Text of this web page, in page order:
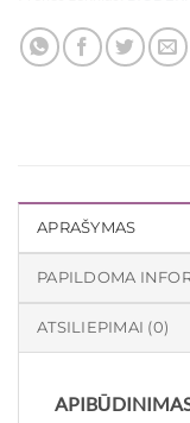
APRAŠYMAS
PAPILDOMA
ATSILIEPIMAI (0)